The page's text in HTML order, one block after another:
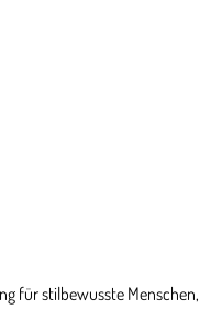
für stilbewusste